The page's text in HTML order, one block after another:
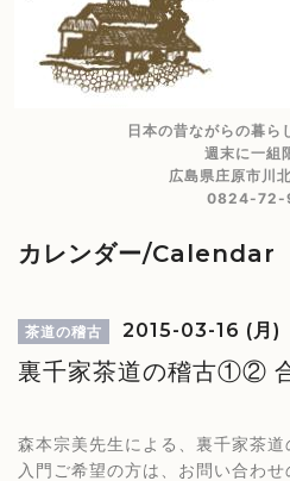
日本の昔ながらの暮ら
週末に一組
広島県庄原市川
0824-72-
カレンダー/Calendar
茶道の稽古 2015-03-16 (月)
裏千家茶道の稽古①②
森本宗美先生による、裏千家茶道
入門ご希望の方は、お問い合わ